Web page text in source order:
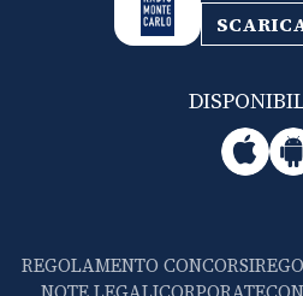
REGOLAMENTO CONCORSI